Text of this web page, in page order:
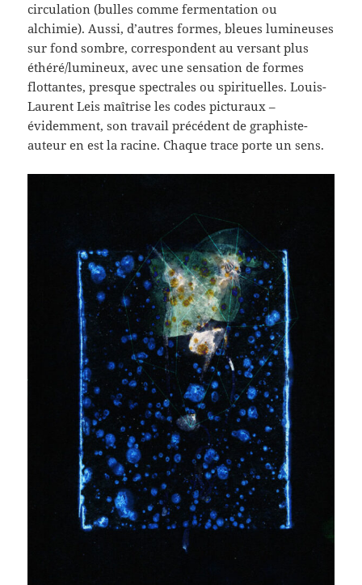
circulation (bulles comme fermentation ou
alchimie). Aussi, d’autres formes, bleues lumineuses
sur fond sombre, correspondent au versant plus
éthéré/lumineux, avec une sensation de formes
flottantes, presque spectrales ou spirituelles. Louis-
Laurent Leis maîtrise les codes picturaux –
évidemment, son travail précédent de graphiste-
auteur en est la racine. Chaque trace porte un sens.